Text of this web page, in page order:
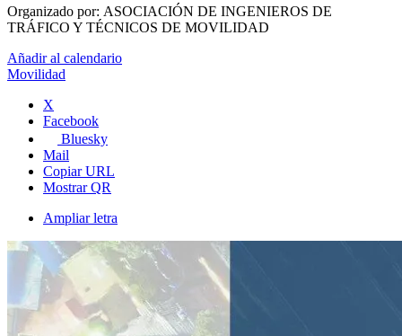
Organizado por: ASOCIACIÓN DE INGENIEROS DE
TRÁFICO Y TÉCNICOS DE MOVILIDAD
Añadir al calendario
Movilidad
X
Facebook
Bluesky
Mail
Copiar URL
Mostrar QR
Ampliar letra